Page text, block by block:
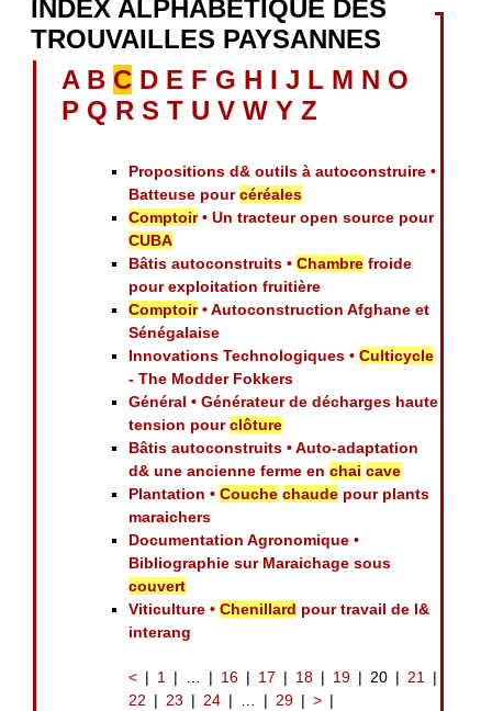
INDEX ALPHABÉTIQUE DES
TROUVAILLES PAYSANNES
A B C D E F G H I J L M N O
P Q R S T U V W Y Z
Propositions d& outils à autoconstruire •
Batteuse pourcéréales
Comptoir• Un tracteur open source pour
CUBA
Bâtis autoconstruits •Chambre froide
pour exploitation fruitière
Comptoir• Autoconstruction Afghane et
Sénégalaise
Innovations Technologiques •Culticycle
- The Modder Fokkers
Général • Générateur de décharges haute
tension pourclôture
Bâtis autoconstruits • Auto-adaptation
d& une ancienne ferme enchai cave
Plantation •Couche chaude pour plants
maraichers
Documentation Agronomique •
Bibliographie sur Maraichage sous
couvert
Viticulture •Chenillard pour travail de l&
interang
< 1 … 16 17 18 19 20
21
22
23 24 … 29 >